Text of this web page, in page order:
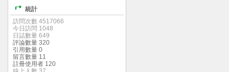
統計
訪問次數 4517066
今日訪問 1048
日誌數量 649
評論數量 320
引用數量 0
留言數量 11
註冊使用者 120